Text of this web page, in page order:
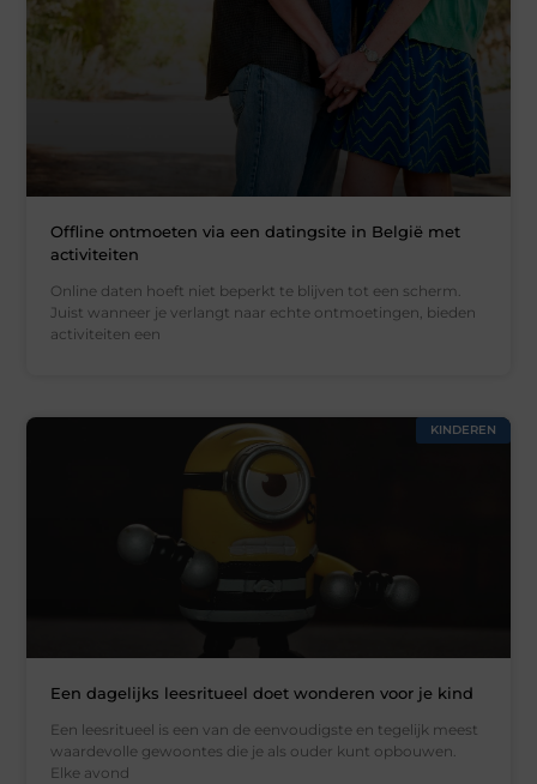
Offline ontmoeten via een datingsite in België met
activiteiten
Online daten hoeft niet beperkt te blijven tot een scherm.
Juist wanneer je verlangt naar echte ontmoetingen, bieden
activiteiten een
KINDEREN
Een dagelijks leesritueel doet wonderen voor je kind
Een leesritueel is een van de eenvoudigste en tegelijk meest
waardevolle gewoontes die je als ouder kunt opbouwen.
Elke avond